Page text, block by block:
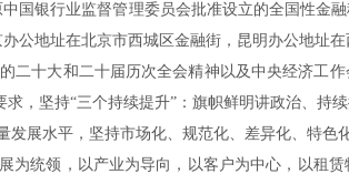
银行业监督管理委员会批准设立的全国性金
公地址在北京市西城区金融街，昆明办公地址在
十大和二十届历次全会精神以及中央经济工
，坚持“三个持续提升”：旗帜鲜明讲政治、
展水平，坚持市场化、规范化、差异化、特色
为统领，以产业为导向，以客户为中心，以租